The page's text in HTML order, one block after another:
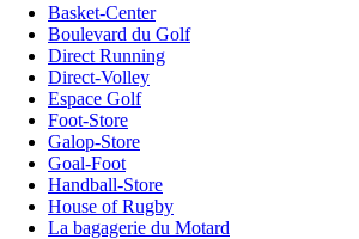
Basket-Center
Boulevard du Golf
Direct Running
Direct-Volley
Espace Golf
Foot-Store
Galop-Store
Goal-Foot
Handball-Store
House of Rugby
La bagagerie du Motard